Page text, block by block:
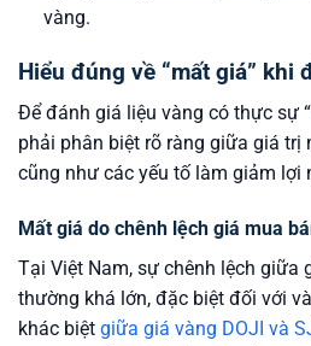
vàng.
Hiểu đúng về “mất giá” khi
Để đánh giá liệu vàng có thực sự
phải phân biệt rõ ràng giữa giá trị
cũng như các yếu tố làm giảm lợi
Mất giá do chênh lệch giá mua
Tại Việt Nam, sự chênh lệch giữa
thường khá lớn, đặc biệt đối với
khác biệt giữa giá vàng DOJI và